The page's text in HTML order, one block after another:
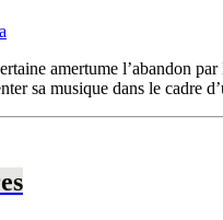
amertume l’abandon
sa musique dans le cadre